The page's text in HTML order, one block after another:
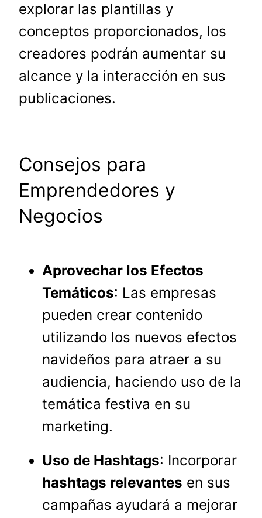
explorar las plantillas y
conceptos proporcionados, los
creadores podrán aumentar su
alcance y la interacción en sus
publicaciones.
Consejos para
Emprendedores y
Negocios
Aprovechar los Efectos
Temáticos: Las empresas
pueden crear contenido
utilizando los nuevos efectos
navideños para atraer a su
audiencia, haciendo uso de la
temática festiva en su
marketing.
Uso de Hashtags: Incorporar
hashtags relevantes en sus
campañas ayudará a mejorar